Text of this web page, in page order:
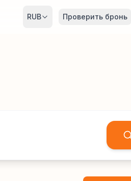
RUB Проверить бронь